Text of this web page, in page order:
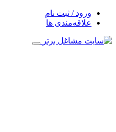
ورود / ثبت نام
علاقه‌مندی ها